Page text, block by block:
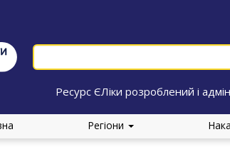
Ресурс ЄЛіки розроблений і
Регіони